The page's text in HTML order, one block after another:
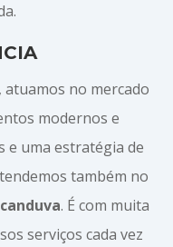
no mercado
modernos e
e uma estratégia de
também no
. É com muita
serviços cada vez